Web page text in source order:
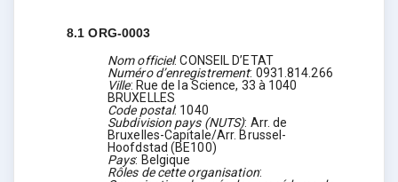
8.1ORG-0003
Nom officiel:CONSEIL D’ETAT
Numéro d’enregistrement: 0931.814.266
Ville: Rue de la Science, 33 à 1040
BRUXELLES
Code postal: 1040
Subdivision pays (NUTS): Arr. de
Bruxelles-Capitale/Arr. Brussel-
Hoofdstad (BE100)
Pays: Belgique
Rôles de cette organisation: